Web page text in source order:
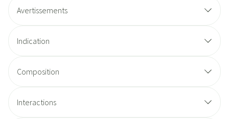
Avertissements
Indication
Composition
Interactions